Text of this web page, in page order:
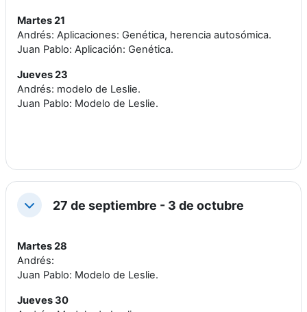
Martes 21
Andrés: Aplicaciones: Genética, herencia autosómica.
Juan Pablo: Aplicación: Genética.
Jueves 23
Andrés: modelo de Leslie.
Juan Pablo: Modelo de Leslie.
Colapsar27 de septiembre - 3 de octubre
Martes 28
Andrés:
Juan Pablo: Modelo de Leslie.
Jueves 30